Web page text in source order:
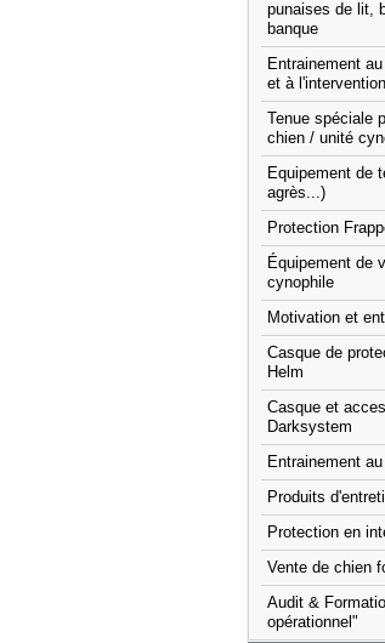
punaises de lit,
banque
Entrainement
et à
Tenue spéciale
chien / unité
Equipement de
agrès...)
Protection
Équipement de
cynophile
Motivation et
Casque de
Helm
Casque et
Darksystem
Entrainement
Produits
Protection en
Vente de chien
Audit &
opérationnel"